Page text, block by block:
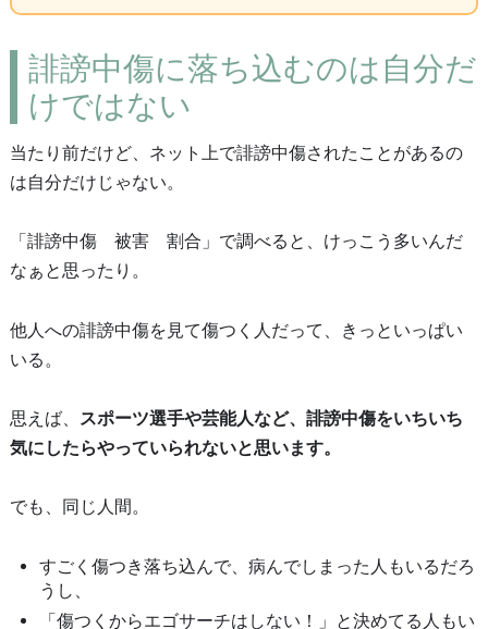
誹謗中傷に落ち込むのは自分だ
けではない
当たり前だけど、ネット上で誹謗中傷されたことがあるの
は自分だけじゃない。
「誹謗中傷 被害 割合」で調べると、けっこう多いんだ
なぁと思ったり。
他人への誹謗中傷を見て傷つく人だって、きっといっぱい
いる。
思えば、 スポーツ選手や芸能人など、誹謗中傷をいちいち
気にしたらやっていられないと思います。
でも、同じ人間。
すごく傷つき落ち込んで、病んでしまった人もいるだろ
うし、
「傷つくからエゴサーチはしない！」と決めてる人もい